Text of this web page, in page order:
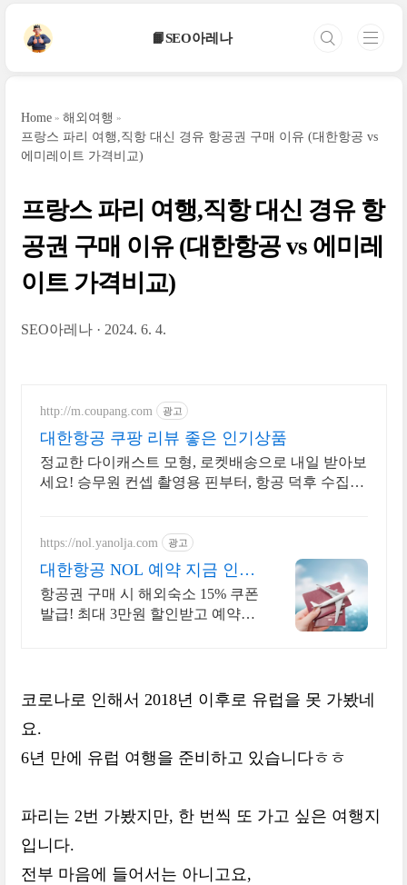
📙SEO아레나
Home
해외여행
프랑스 파리 여행,직항 대신 경유 항공권 구매 이유 (대한항공 vs
에미레이트 가격비교)
프랑스 파리 여행,직항 대신 경유 항
공권 구매 이유 (대한항공 vs 에미레
이트 가격비교)
SEO아레나 2024. 6. 4.
http://m.coupang.com 광고
대한항공 쿠팡 리뷰 좋은 인기상품
정교한 다이캐스트 모형, 로켓배송으로 내일 받아보
세요! 승무원 컨셉 촬영용 핀부터, 항공 덕후 수집품
https://nol.yanolja.com 광고
대한항공 NOL 예약 지금 인기
해외노선 특가
항공권 구매 시 해외숙소 15% 쿠폰
발급! 최대 3만원 할인받고 예약!
코로나로 인해서 2018년 이후로 유럽을 못 가봤네
요.
6년 만에 유럽 여행을 준비하고 있습니다ㅎㅎ
파리는 2번 가봤지만, 한 번씩 또 가고 싶은 여행지
입니다.
전부 마음에 들어서는 아니고요,